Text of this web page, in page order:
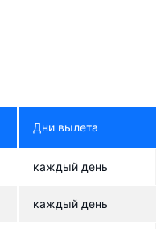
Дни вылета
каждый день
каждый день